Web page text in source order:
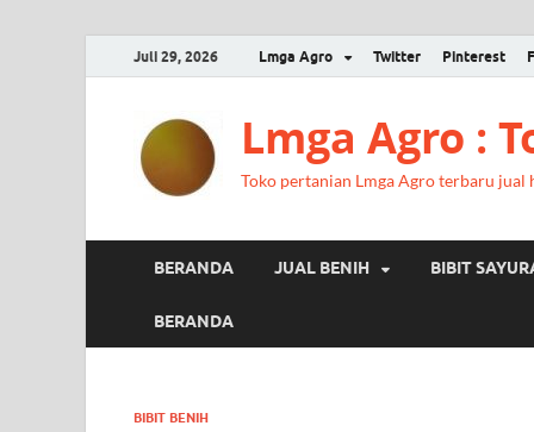
Juli 29, 2026 Lmga Agro Twitter Pinterest
Lmga Agro :
Toko pertanian Lmga Agro terbaru
BERANDA JUAL BENIH BIBIT
BERANDA
BIBIT BENIH